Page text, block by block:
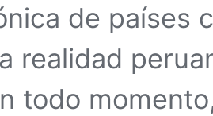
de países
realidad
todo